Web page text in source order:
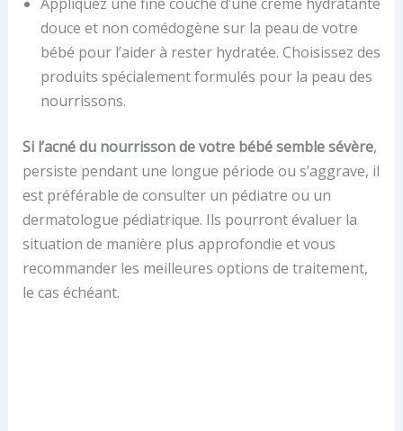
Appliquez une fine couche d’une crème hydratante
douce et non comédogène sur la peau de votre
bébé pour l’aider à rester hydratée. Choisissez des
produits spécialement formulés pour la peau des
nourrissons.
Si l’acné du nourrisson de votre bébé semble sévère,
persiste pendant une longue période ou s’aggrave, il
est préférable de consulter un pédiatre ou un
dermatologue pédiatrique. Ils pourront évaluer la
situation de manière plus approfondie et vous
recommander les meilleures options de traitement,
le cas échéant.